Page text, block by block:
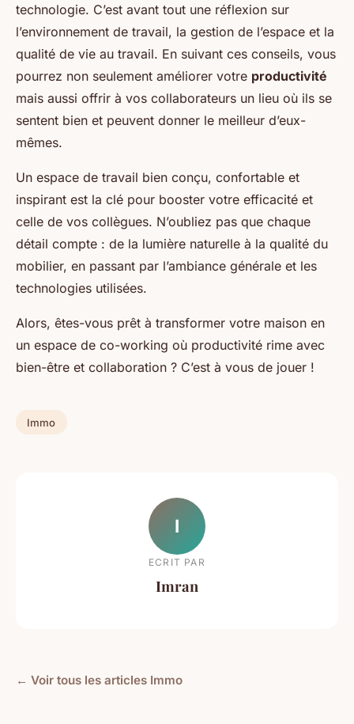
technologie. C’est avant tout une réflexion sur
l’environnement de travail, la gestion de l’espace et la
qualité de vie au travail. En suivant ces conseils, vous
pourrez non seulement améliorer votre productivité
mais aussi offrir à vos collaborateurs un lieu où ils se
sentent bien et peuvent donner le meilleur d’eux-
mêmes.
Un espace de travail bien conçu, confortable et
inspirant est la clé pour booster votre efficacité et
celle de vos collègues. N’oubliez pas que chaque
détail compte : de la lumière naturelle à la qualité du
mobilier, en passant par l’ambiance générale et les
technologies utilisées.
Alors, êtes-vous prêt à transformer votre maison en
un espace de co-working où productivité rime avec
bien-être et collaboration ? C’est à vous de jouer !
Immo
I
ECRIT PAR
Imran
← Voir tous les articles Immo